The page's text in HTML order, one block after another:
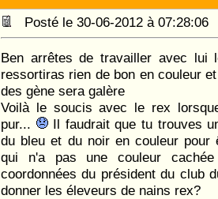
Posté le 30-06-2012 à
Ben arrêtes de travailler avec
ressortiras rien de bon en couleur
des gène sera galère
Voilà le soucis avec le rex
pur...
Il faudrait que tu trouves
du bleu et du noir en couleur pour
qui n'a pas une couleur
coordonnées du président du club
donner les éleveurs de nains rex?